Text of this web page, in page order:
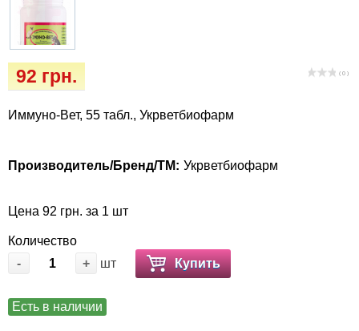
( 0 )
92 грн.
Иммуно-Вет, 55 табл., Укрветбиофарм
Производитель/Бренд/ТМ: Укрветбиофарм
Цена 92 грн. за 1 шт
Количество
-
+ шт Купить
Есть в наличии
Ласощі та корма
для собак
Лежаки, домики, охлаждая коврики
Миски, автокормушки, поилки
Одежда и обувь
Переноски, сумки, клетки
Послеоперационные средства и
расходные материалы
Подарочные сертификаты